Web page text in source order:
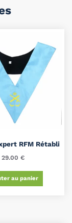
RFM Rétabli
29.00€
au panier